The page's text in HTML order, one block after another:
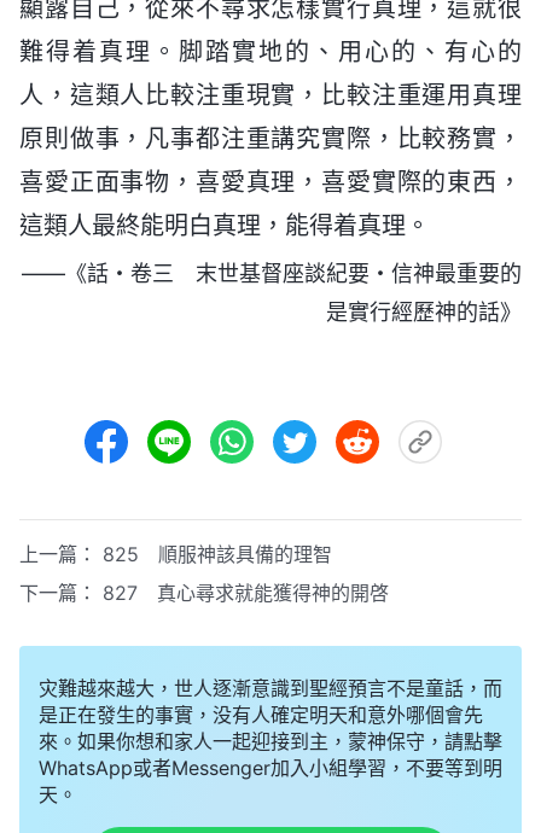
顯露自己，從來不尋求怎樣實行真理，這就很
難得着真理。脚踏實地的、用心的、有心的
人，這類人比較注重現實，比較注重運用真理
原則做事，凡事都注重講究實際，比較務實，
喜愛正面事物，喜愛真理，喜愛實際的東西，
這類人最終能明白真理，能得着真理。
——《話・卷三 末世基督座談紀要・信神最重要的
是實行經歷神的話》
上一篇： 825 順服神該具備的理智
下一篇： 827 真心尋求就能獲得神的開啓
灾難越來越大，世人逐漸意識到聖經預言不是童話，而
是正在發生的事實，没有人確定明天和意外哪個會先
來。如果你想和家人一起迎接到主，蒙神保守，請點擊
WhatsApp或者Messenger加入小組學習，不要等到明
天。